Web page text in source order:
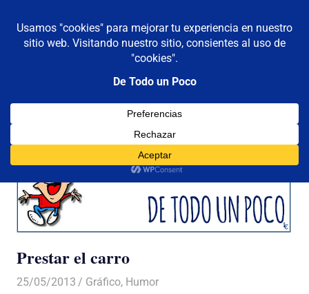
contenido
De todo un poco
Reflexiones,
Viajes
MENÚ
Prestar el carro
25/05/2013 Luis Castellanos
Gráfico, Humor